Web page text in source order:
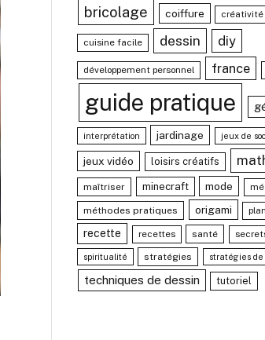
bricolage coiffure créativité
cuisine facile dessin diy
développement personnel france
guide pratique
interprétation jardinage jeux de
jeux vidéo loisirs créatifs
maîtriser minecraft mode
méthodes pratiques origami
recette recettes santé
spiritualité stratégies stratégies de
techniques de dessin tutoriel